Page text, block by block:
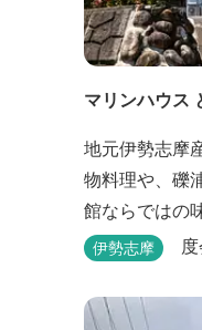
マリンハウス
地元伊勢志摩
物料理や、礫
館ならではの
伊勢志摩